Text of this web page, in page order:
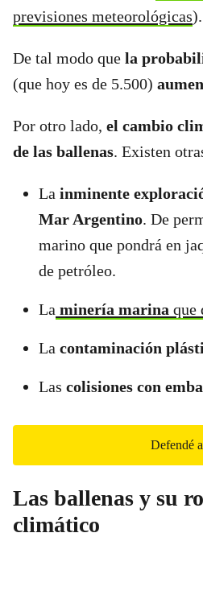
previsiones meteorológicas).
De tal modo que la
(que hoy es de 5.500)
Por otro lado, el cambio
de las ballenas. Existen
La inminente
Mar Argentino. De
marino que pondrá en
de petróleo.
La minería marina que
La contaminación
Las colisiones con
Defendé
Las ballenas y su
climático